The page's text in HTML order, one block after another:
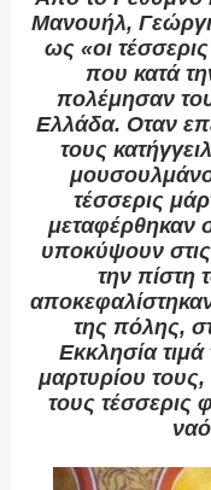
Μανουήλ,
ως «οι
που κατά
πολέμησαν
Ελλάδα. Οταν
τους
τέσσερις
μεταφέρθηκαν
υποκύψουν
την πίστη
της πόλης,
Εκκλησία
μαρτυρίου
τους τέσσερις